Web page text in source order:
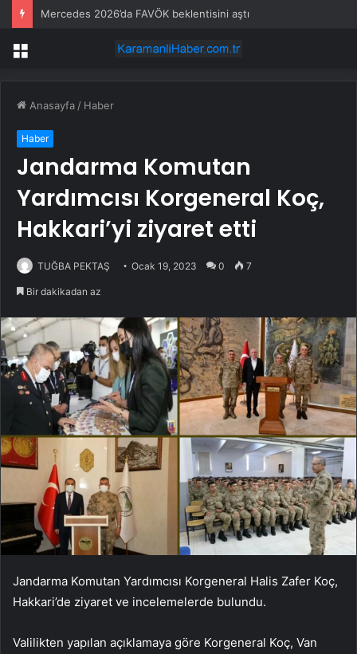
Mercedes 2026’da FAVÖK beklentisini aştı
Menü
Anasayfa / Haber
Haber
Jandarma Komutan
Yardımcısı Korgeneral Koç,
Hakkari’yi ziyaret etti
TUĞBA PEKTAŞ Ocak 19, 2023 0 7
Bir dakikadan az
Jandarma Komutan Yardımcısı Korgeneral Halis Zafer Koç,
Hakkari’de ziyaret ve incelemelerde bulundu.
Valilikten yapılan açıklamaya göre Korgeneral Koç, Van